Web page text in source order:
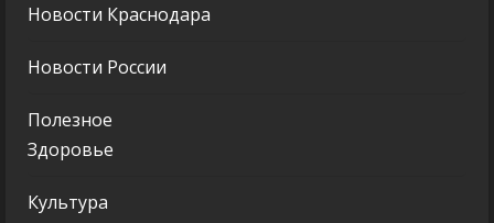
Новости Краснодара
Новости России
Полезное
Здоровье
Культура